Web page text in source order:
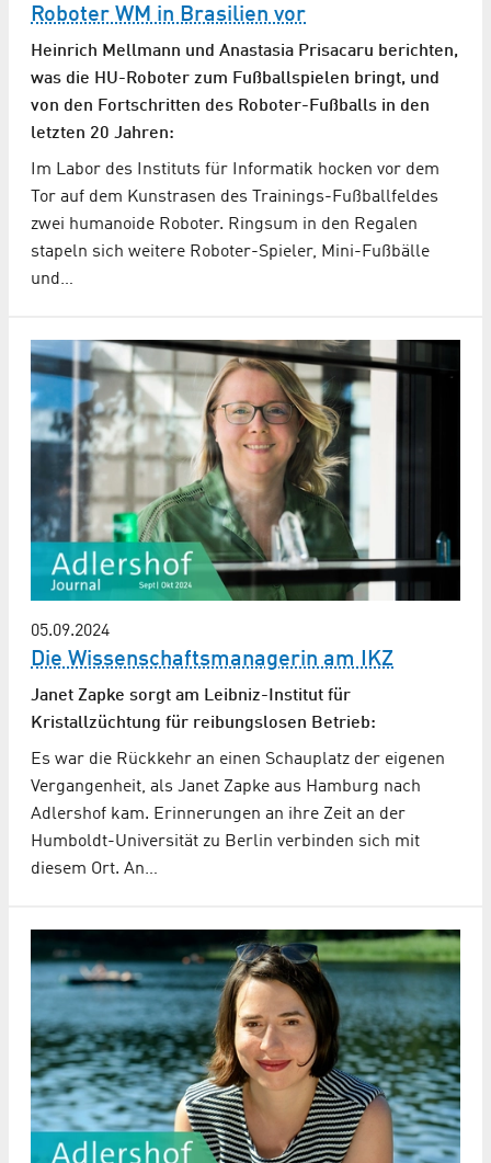
Roboter WM in Brasilien vor
Heinrich Mellmann und Anastasia Prisacaru berichten,
was die HU-Roboter zum Fußballspielen bringt, und
von den Fortschritten des Roboter-Fußballs in den
letzten 20 Jahren:
Im Labor des Instituts für Informatik hocken vor dem
Tor auf dem Kunstrasen des Trainings-Fußballfeldes
zwei humanoide Roboter. Ringsum in den Regalen
stapeln sich weitere Roboter-Spieler, Mini-Fußbälle
und…
05.09.2024
Die Wissenschaftsmanagerin am IKZ
Janet Zapke sorgt am Leibniz-Institut für
Kristallzüchtung für reibungslosen Betrieb:
Es war die Rückkehr an einen Schauplatz der eigenen
Vergangenheit, als Janet Zapke aus Hamburg nach
Adlershof kam. Erinnerungen an ihre Zeit an der
Humboldt-Universität zu Berlin verbinden sich mit
diesem Ort. An…